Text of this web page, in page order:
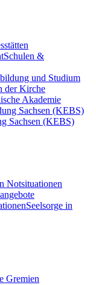
Schulen &
und Studium
der Kirche
Akademie
Sachsen (KEBS)
Notsituationen
Seelsorge in
Gremien